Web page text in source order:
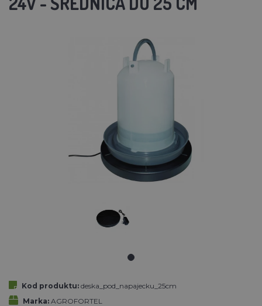
Kod produktu: deska_pod_napajecku_25cm
Marka: AGROFORTEL